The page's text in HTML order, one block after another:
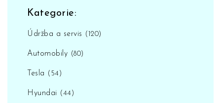
Kategorie:
Údržba a servis (120)
Automobily (80)
Tesla (54)
Hyundai (44)